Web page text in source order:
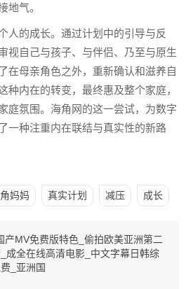
地气。
人的成长。通过计划中的引导与反
视自己与孩子、与伴侣、乃至与原生
在母亲角色之外，重新确认和滋养自
种内在的转变，最终惠及整个家庭，
庭氛围。海角网的这一尝试，为数字
一种注重内在联结与真实性的新路
妈妈 真实计划 减压 成长
产MV免费版特色_偷拍欧美亚洲第二
成全在线高清电影_中文字幕日韩综
_亚洲国